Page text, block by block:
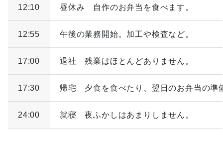
12:10 昼休み 自作のお弁当を食べます。
12:55 午後の業務開始。加工や検査など。
17:00 退社 残業はほとんどありません。
17:30 帰宅 夕食を食べたり、翌日のお弁当の準
24:00 就寝 夜ふかしはあまりしません。